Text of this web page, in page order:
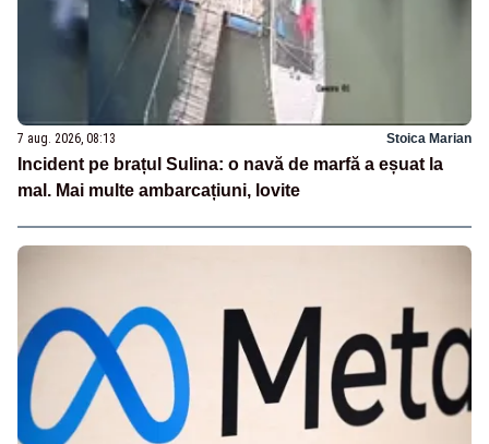
7 aug. 2026, 08:13 Stoica Marian
Incident pe brațul Sulina: o navă de marfă a eșuat la
mal. Mai multe ambarcațiuni, lovite